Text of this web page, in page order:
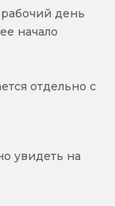
день
начало
отдельно с
увидеть на